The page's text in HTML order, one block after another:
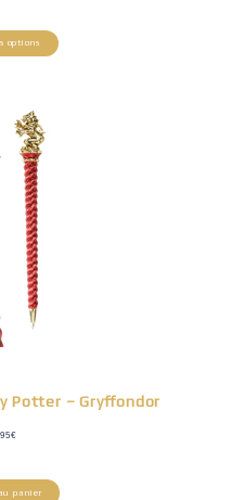
options
Potter – Gryffondor
€
panier